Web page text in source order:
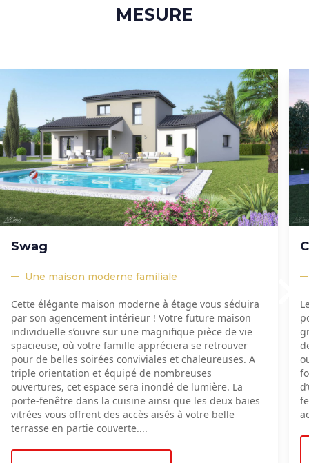
MESURE
Swag
Une maison moderne familiale
Cette élégante maison moderne à étage vous séduira
par son agencement intérieur ! Votre future maison
individuelle s’ouvre sur une magnifique pièce de vie
spacieuse, où votre famille appréciera se retrouver
pour de belles soirées conviviales et chaleureuses. A
triple orientation et équipé de nombreuses
ouvertures, cet espace sera inondé de lumière. La
porte-fenêtre dans la cuisine ainsi que les deux baies
vitrées vous offrent des accès aisés à votre belle
terrasse en partie couverte....